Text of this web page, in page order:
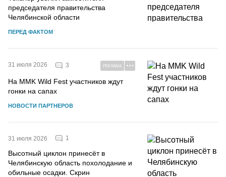
председателя правительства
Челябинской области
ПЕРЕД ФАКТОМ
31 июля 2026 3 РЕКЛАМА
На MMK Wild Fest участников ждут
гонки на сапах
НОВОСТИ ПАРТНЕРОВ
31 июля 2026 1
Высотный циклон принесёт в
Челябинскую область похолодание и
обильные осадки. Скрин